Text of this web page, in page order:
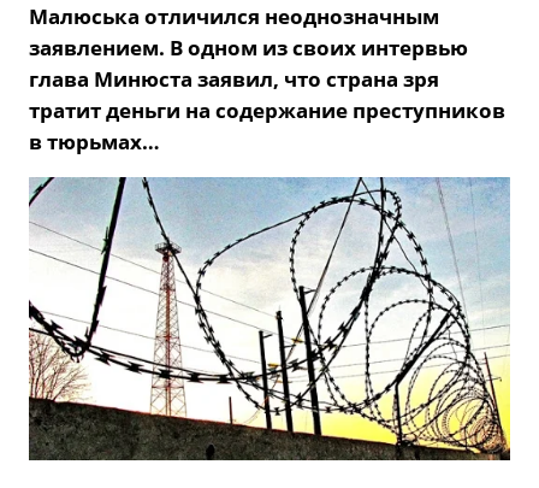
Малюська отличился неоднозначным
заявлением. В одном из своих интервью
глава Минюста заявил, что страна зря
тратит деньги на содержание преступников
в тюрьмах…